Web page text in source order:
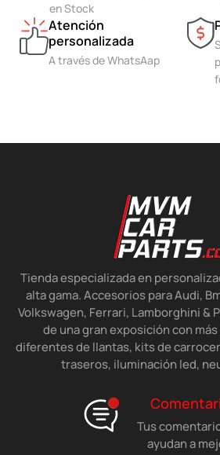
en Stock
Atención
personalizada
A través de WhatsAap
Tienda especializada en
alta gama. Accesorios para Audi,
Volkswagen, Ferrari, Lamborghini &
de una gran exposición con
diferentes de llantas, kits de
traseros, iluminación led,
Tus
ayudan a